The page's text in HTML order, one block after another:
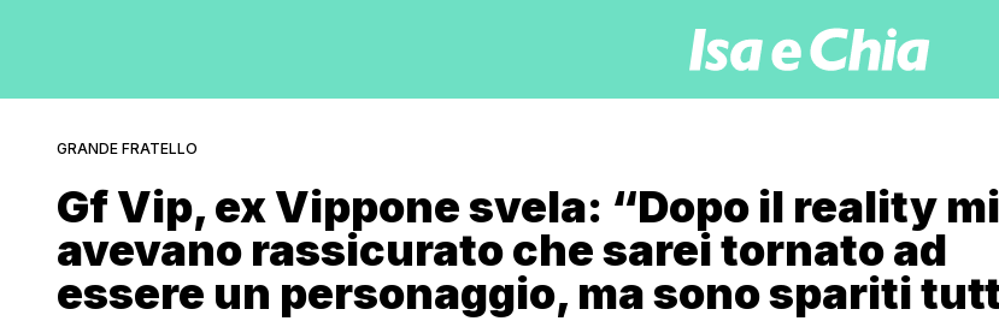
GRANDE FRATELLO
Gf Vip, ex Vippone svela: “Dopo il reality mi
avevano rassicurato che sarei tornato ad
essere un personaggio, ma sono spariti